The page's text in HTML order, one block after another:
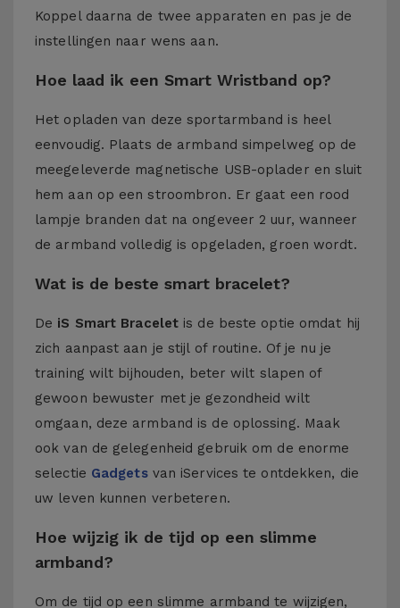
Koppel daarna de twee apparaten en pas je de
instellingen naar wens aan.
Hoe laad ik een Smart Wristband op?
Het opladen van deze sportarmband is heel
eenvoudig. Plaats de armband simpelweg op de
meegeleverde magnetische USB-oplader en sluit
hem aan op een stroombron. Er gaat een rood
lampje branden dat na ongeveer 2 uur, wanneer
de armband volledig is opgeladen, groen wordt.
Wat is de beste smart bracelet?
De iS Smart Bracelet is de beste optie omdat hij
zich aanpast aan je stijl of routine. Of je nu je
training wilt bijhouden, beter wilt slapen of
gewoon bewuster met je gezondheid wilt
omgaan, deze armband is de oplossing. Maak
ook van de gelegenheid gebruik om de enorme
selectie Gadgetsvan iServices te ontdekken, die
uw leven kunnen verbeteren.
Hoe wijzig ik de tijd op een slimme
armband?
Om de tijd op een slimme armband te wijzigen,